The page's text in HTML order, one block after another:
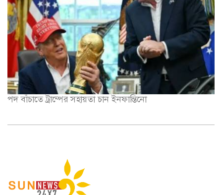
পদ বাঁচাতে ট্রাম্পের সহায়তা চান ইনফান্তিনো